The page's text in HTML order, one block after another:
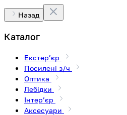
Назад
Каталог
Екстерʼєр
Посилені з/ч
Оптика
Лебідки
Інтерʼєр
Аксесуари